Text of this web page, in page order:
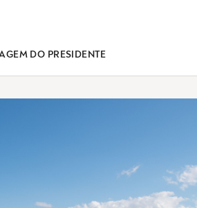
DO PRESIDENTE